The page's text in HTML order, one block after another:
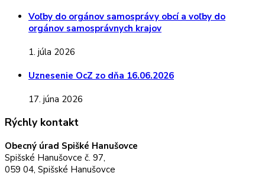
Voľby do orgánov samosprávy obcí a voľby do
orgánov samosprávnych krajov
1. júla 2026
Uznesenie OcZ zo dňa 16.06.2026
17. júna 2026
Rýchly kontakt
Obecný úrad Spišké Hanušovce
Spišské Hanušovce č. 97,
059 04, Spišské Hanušovce